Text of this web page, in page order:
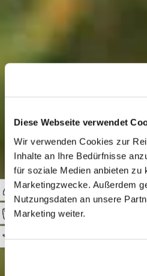
Diese Webseite verwendet
Wir verwenden Cookies zur
Inhalte an Ihre Bedürfnisse
für soziale Medien anbieten zu
Marketingzwecke. Außerdem
Nutzungsdaten an unsere
Marketing weiter.
Rhino
Spezialsafari